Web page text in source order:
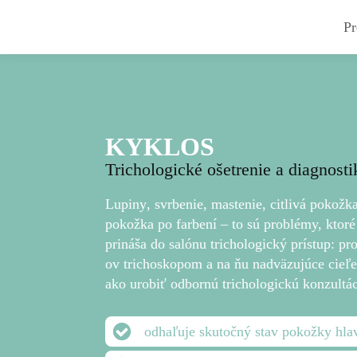
Keratin Plus
Treasures
Termotepelné
vlasov
Thermo Repair
Proti
KYKLOS
Trichologické ošetrenie a
Lupiny, svrbenie, mastenie, citlivá
pokožka po farbení – to sú problémy,
prináša do salónu trichologický prístup:
ov trichoskopom a na ňu nadväzujúce
ako urobiť odbornú trichologickú
odhaľuje skutočný stav pokožky